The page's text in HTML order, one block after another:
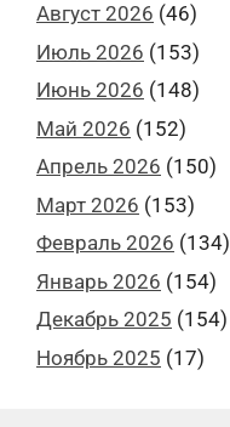
Август 2026 (46)
Июль 2026 (153)
Июнь 2026 (148)
Май 2026 (152)
Апрель 2026 (150)
Март 2026 (153)
Февраль 2026 (134)
Январь 2026 (154)
Декабрь 2025 (154)
Ноябрь 2025 (17)